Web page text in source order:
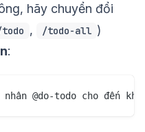
hãy chuyển đổi
, /todo-all )
: